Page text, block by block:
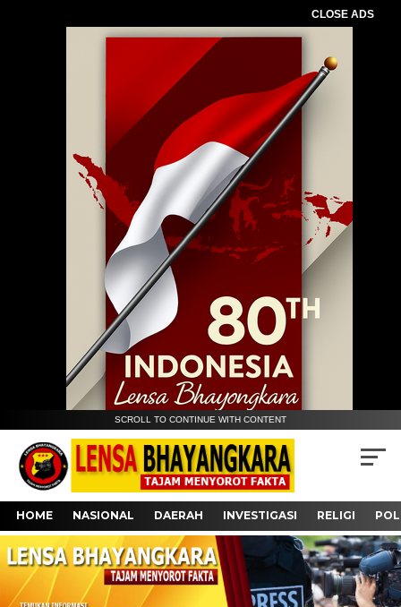
CLOSE ADS
SCROLL TO CONTINUE WITH CONTENT
HOME NASIONAL DAERAH INVESTIGASI RELIGI